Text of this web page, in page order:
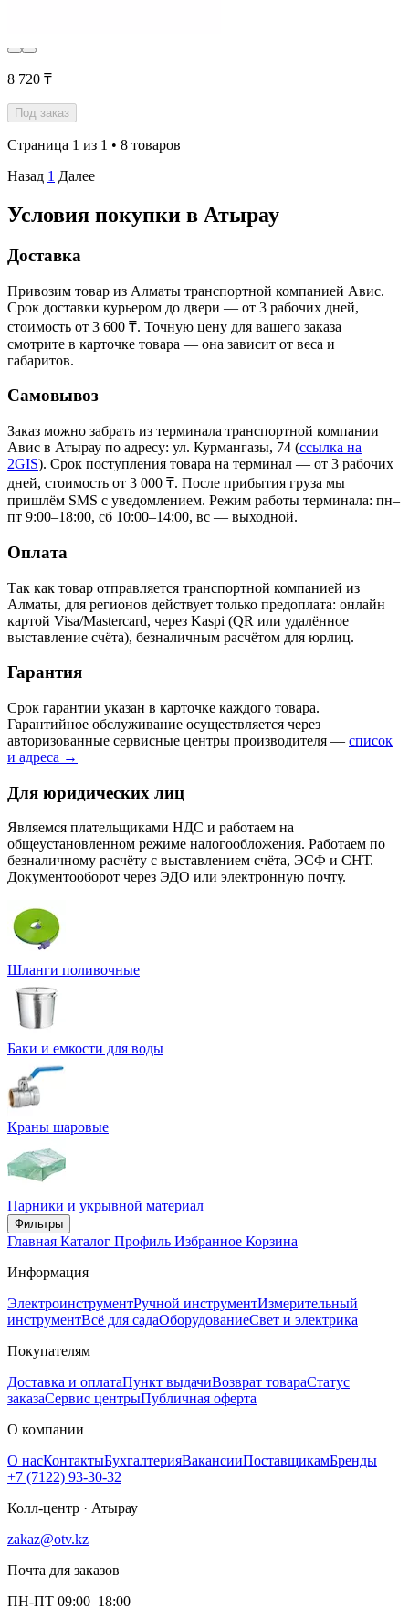
8 720 ₸
Под заказ
Страница 1 из 1 • 8 товаров
Назад 1 Далее
Условия покупки в Атырау
Доставка
Привозим товар из Алматы транспортной компанией Авис.
Срок доставки курьером до двери — от 3 рабочих дней,
стоимость от 3 600 ₸. Точную цену для вашего заказа
смотрите в карточке товара — она зависит от веса и
габаритов.
Самовывоз
Заказ можно забрать из терминала транспортной компании
Авис в Атырау по адресу: ул. Курмангазы, 74 (ссылка на
2GIS). Срок поступления товара на терминал — от 3 рабочих
дней, стоимость от 3 000 ₸. После прибытия груза мы
пришлём SMS с уведомлением. Режим работы терминала: пн–
пт 9:00–18:00, сб 10:00–14:00, вс — выходной.
Оплата
Так как товар отправляется транспортной компанией из
Алматы, для регионов действует только предоплата: онлайн
картой Visa/Mastercard, через Kaspi (QR или удалённое
выставление счёта), безналичным расчётом для юрлиц.
Гарантия
Срок гарантии указан в карточке каждого товара.
Гарантийное обслуживание осуществляется через
авторизованные сервисные центры производителя — список
и адреса →
Для юридических лиц
Являемся плательщиками НДС и работаем на
общеустановленном режиме налогообложения. Работаем по
безналичному расчёту с выставлением счёта, ЭСФ и СНТ.
Документооборот через ЭДО или электронную почту.
Шланги поливочные
Баки и емкости для воды
Краны шаровые
Парники и укрывной материал
Фильтры
Главная Каталог Профиль Избранное Корзина
Информация
ЭлектроинструментРучной инструментИзмерительный
инструментВсё для садаОборудованиеСвет и электрика
Покупателям
Доставка и оплатаПункт выдачиВозврат товараСтатус
заказаСервис центрыПубличная оферта
О компании
О насКонтактыБухгалтерияВакансииПоставщикамБренды
+7 (7122) 93-30-32
Колл-центр · Атырау
zakaz@otv.kz
Почта для заказов
ПН-ПТ 09:00–18:00